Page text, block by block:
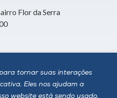
tornar suas interações
Eles nos ajudam a
website está sendo usado,
Flor da Serra